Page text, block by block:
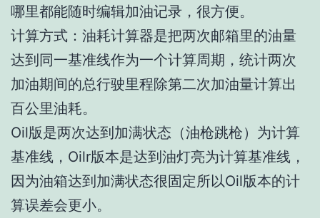
哪里都能随时编辑加油记录，很方便。
计算方式：油耗计算器是把两次邮箱里的油量
达到同一基准线作为一个计算周期，统计两次
加油期间的总行驶里程除第二次加油量计算出
百公里油耗。
Oil版是两次达到加满状态（油枪跳枪）为计算
基准线，Oilr版本是达到油灯亮为计算基准线，
因为油箱达到加满状态很固定所以Oil版本的计
算误差会更小。